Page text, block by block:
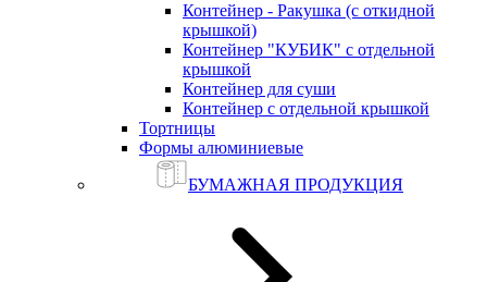
Контейнер - Ракушка (с откидной
крышкой)
Контейнер "КУБИК" с отдельной
крышкой
Контейнер для суши
Контейнер с отдельной крышкой
Тортницы
Формы алюминиевые
БУМАЖНАЯ ПРОДУКЦИЯ